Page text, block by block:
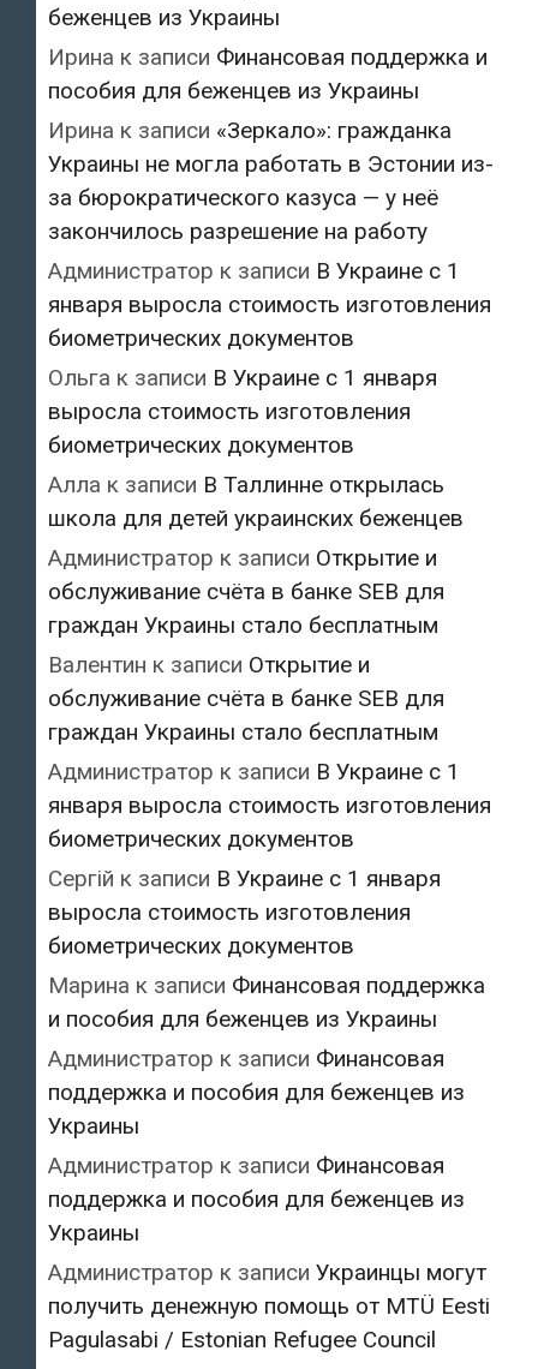
беженцев из Украины
Ирина к записи Финансовая поддержка и
пособия для беженцев из Украины
Ирина к записи «Зеркало»: гражданка
Украины не могла работать в Эстонии из-
за бюрократического казуса — у неё
закончилось разрешение на работу
Администратор к записи В Украине с 1
января выросла стоимость изготовления
биометрических документов
Ольга к записи В Украине с 1 января
выросла стоимость изготовления
биометрических документов
Алла к записи В Таллинне открылась
школа для детей украинских беженцев
Администратор к записи Открытие и
обслуживание счёта в банке SEB для
граждан Украины стало бесплатным
Валентин к записи Открытие и
обслуживание счёта в банке SEB для
граждан Украины стало бесплатным
Администратор к записи В Украине с 1
января выросла стоимость изготовления
биометрических документов
Сергій к записи В Украине с 1 января
выросла стоимость изготовления
биометрических документов
Марина к записи Финансовая поддержка
и пособия для беженцев из Украины
Администратор к записи Финансовая
поддержка и пособия для беженцев из
Украины
Администратор к записи Финансовая
поддержка и пособия для беженцев из
Украины
Администратор к записи Украинцы могут
получить денежную помощь от MTÜ Eesti
Pagulasabi / Estonian Refugee Council